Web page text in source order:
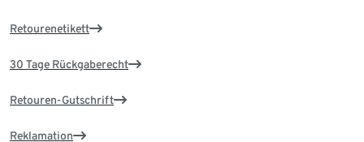
Retourenetikett
30 Tage Rückgaberecht
Retouren-Gutschrift
Reklamation